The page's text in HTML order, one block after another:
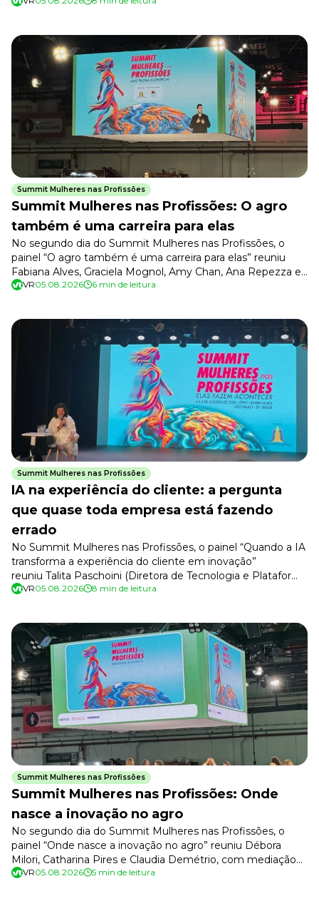
(fundadora da Alba Consultoria, […]
Summit Mulheres nas Profissões
Summit Mulheres nas Profissões: O agro
também é uma carreira para elas
No segundo dia do Summit Mulheres nas Profissões, o
painel “O agro também é uma carreira para elas” reuniu
Fabiana Alves, Graciela Mognol, Amy Chan, Ana Repezza e
Vanessa Pereira, com mediação de Teresa Vendramini
as competências, os […]
VR05.08.2026 6 min de leitura
Summit Mulheres nas Profissões
IA na experiência do cliente: a pergunta
que quase toda empresa está fazendo
errado
No Summit Mulheres nas Profissões, o painel “Quando a IA
transforma a experiência do cliente em inovação”
reuniu Talita Paschoini (Diretora de Tecnologia e Plataforma
do Magalu Entregas), Nina Silva (CEO
mediação de Daniele Botaro (AI Adoption Lead na
Oracle), na Arena Turquesa. A conversa começou
desmontando o hábito mais comum das empresas que
estão entrando nesse assunto agora. […]
VR05.08.2026 8 min de leitura
Summit Mulheres nas Profissões
Summit Mulheres nas Profissões: Onde
nasce a inovação no agro
No segundo dia do Summit Mulheres nas Profissões, o
painel “Onde nasce a inovação no agro” reuniu Débora
Milori, Catharina Pires e Claudia Demétrio, com mediação
de Vivian Nascimento, na Arena Marinho. A conversa foi
VR05.08.2026 5 min de leitura